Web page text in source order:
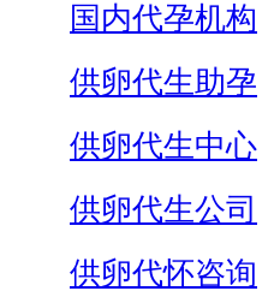
国内代孕机构
供卵代生助孕
供卵代生中心
供卵代生公司
供卵代怀咨询